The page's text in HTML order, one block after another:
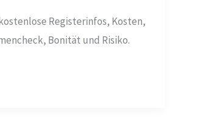
Registerinfos, Kosten,
Bonität und Risiko.